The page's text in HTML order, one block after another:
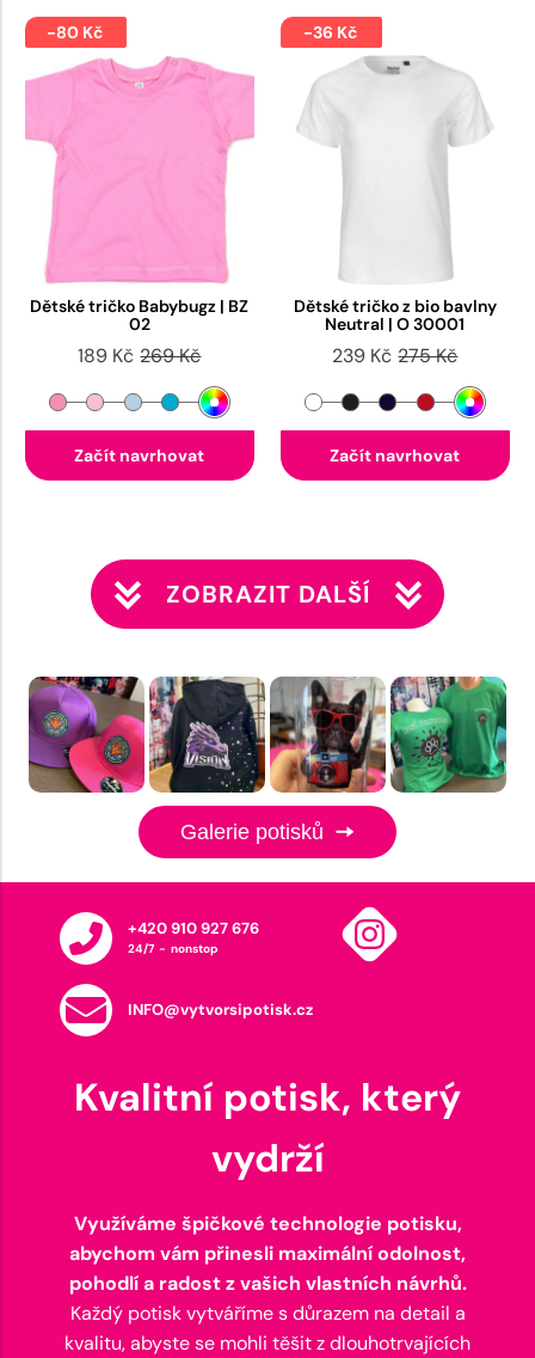
-80 Kč
Dětské tričko Babybugz | BZ
02
189 Kč 269 Kč
Začít navrhovat
-36 Kč
Dětské tričko z bio bavlny
Neutral | O 30001
239 Kč 275 Kč
Začít navrhovat
ZOBRAZIT DALŠÍ
Galerie potisků
+420 910 927 676
24/7 - nonstop
INFO@vytvorsipotisk.cz
Kvalitní potisk, který
vydrží
Využíváme špičkové technologie potisku,
abychom vám přinesli maximální odolnost,
pohodlí a radost z vašich vlastních návrhů.
Každý potisk vytváříme s důrazem na detail a
kvalitu, abyste se mohli těšit z dlouhotrvajících